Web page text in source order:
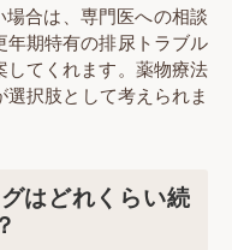
合は、専門医への相談
期特有の排尿トラブル
てくれます。薬物療法
択肢として考えられま
はどれくらい続